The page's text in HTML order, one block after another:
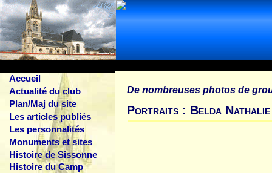
Accueil
Actualité du club
Plan/Maj du site
Les articles publiés
Les personnalités
Monuments et sites
Histoire de Sissonne
Histoire du Camp
De nombreuses photos de
Portraits : Belda Nathalie